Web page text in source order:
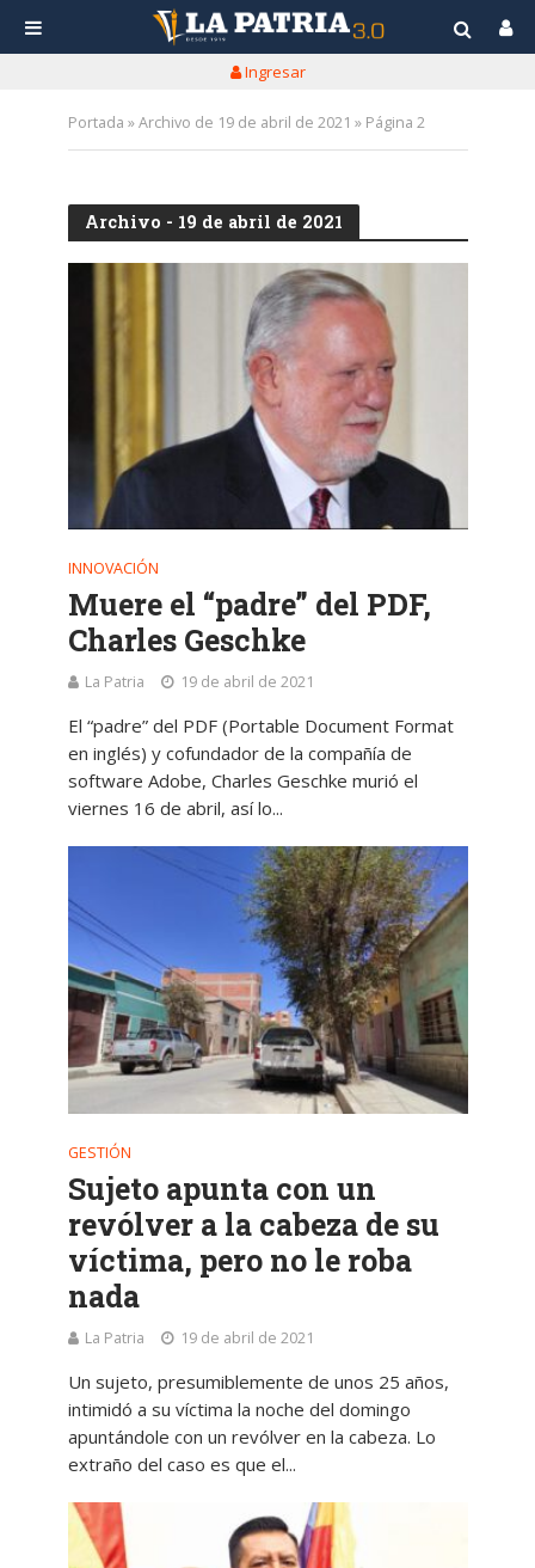
Ingresar
Portada »Archivo de 19 de abril de 2021 » Página 2
Archivo - 19 de abril de 2021
INNOVACIÓN
Muere el “padre” del PDF,
Charles Geschke
La Patria 19 de abril de 2021
El “padre” del PDF (Portable Document Format
en inglés) y cofundador de la compañía de
software Adobe, Charles Geschke murió el
viernes 16 de abril, así lo...
GESTIÓN
Sujeto apunta con un
revólver a la cabeza de su
víctima, pero no le roba
nada
La Patria 19 de abril de 2021
Un sujeto, presumiblemente de unos 25 años,
intimidó a su víctima la noche del domingo
apuntándole con un revólver en la cabeza. Lo
extraño del caso es que el...